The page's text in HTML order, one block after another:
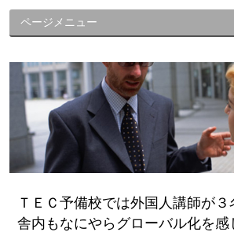
ページメニュー
ＴＥＣ予備校では外国人講師が
舎内もなにやらグローバル化を感